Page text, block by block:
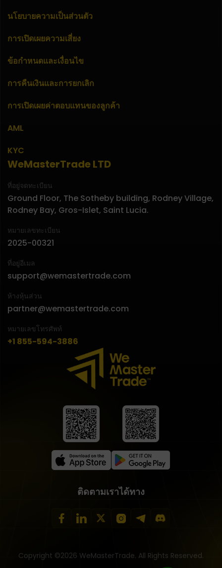
ติดตามเราได้ทาง
Copyright ©2026 WeMasterTrade. All Rights Reserved.
WeMasterTrade LTD
ที่อยู่จดทะเบียน
Ground Floor, The Sotheby building, Rodney Village,
Rodney Bay, Gros-Islet, Saint Lucia.
หมายเลขทะเบียน
2025-00321
ที่อยู่อีเมล
support@wemastertrade.com
ห้างหุ้นส่วน
partner@wemastertrade.com
หมายเลขโทรศัพท์
+1 855-594-3886
นโยบายความเป็นส่วนตัว
การเปิดเผยความเสี่ยง
ข้อกำหนดและเงื่อนไข
การคืนเงินและการยกเลิก
การเปิดเผยค่าตอบแทนของลูกค้า
AML
KYC